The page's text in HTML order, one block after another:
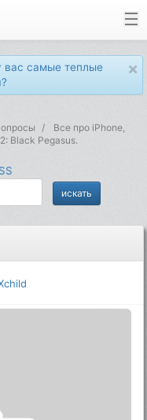
×
вас самые теплые
Все про iPhone,
Black Pegasus.